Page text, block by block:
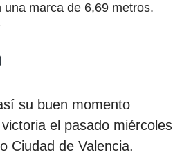
una marca de 6,69 metros.
su buen momento
el pasado miércoles
Ciudad de Valencia.